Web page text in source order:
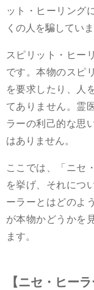
ット・ヒーリング
くの人を騙していま
スピリット・ヒー
です。本物のスピ
を要求したり、人
てありません。霊
ラーの利己的な思
はありません。
ここでは、「ニセ
を挙げ、それにつ
ーラーとはどのよ
が本物かどうかを
ます。
【ニセ・ヒー